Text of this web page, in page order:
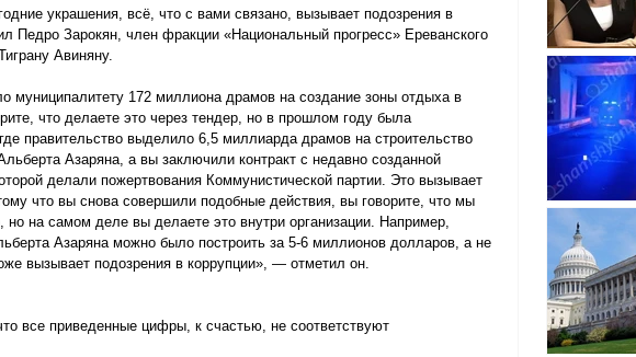
украшения, всё, что с вами связано, вызывает подозрения в
Педро Зарокян, член фракции «Национальный прогресс» Ереванского
Авиняну.
муниципалитету 172 миллиона драмов на создание зоны отдыха в
что делаете это через тендер, но в прошлом году была
правительство выделило 6,5 миллиарда драмов на строительство
Азаряна, а вы заключили контракт с недавно созданной
делали пожертвования Коммунистической партии. Это вызывает
что вы снова совершили подобные действия, вы говорите, что мы
но на самом деле вы делаете это внутри организации. Например,
Азаряна можно было построить за 5-6 миллионов долларов, а не
вызывает подозрения в коррупции», — отметил он.
все приведенные цифры, к счастью, не соответствуют